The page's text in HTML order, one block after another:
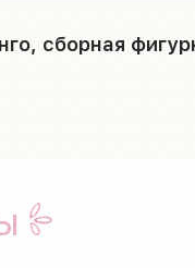
сборная